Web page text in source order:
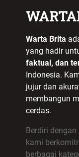
Warta Brita
yang hadir
faktual, dan
Indonesia.
jujur dan
membangun
cerdas.
Berdiri
kami
berbagai